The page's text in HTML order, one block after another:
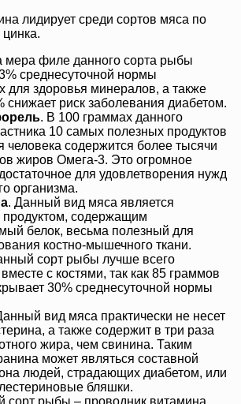
лидирует среди сортов мяса по
мера филе данного сорта рыбы
среднесуточной нормы
для здоровья минералов, а также
снижает риск заболевания диабетом.
. В 100 граммах данного
10 самых полезных продуктов
человека содержится более тысячи
жиров Омега-3. Это огромное
для удовлетворения нужд
организма.
. Данный вид мяса является
продуктом, содержащим
белок, весьма полезный для
костно-мышечного ткани.
сорт рыбы лучше всего
с костями, так как 85 граммов
30% среднесуточной нормы
вид мяса практически не несет
а также содержит в три раза
жира, чем свинина. Таким
может являться составной
людей, страдающих диабетом, или
бляшки.
сорт рыбы – проводник витамина